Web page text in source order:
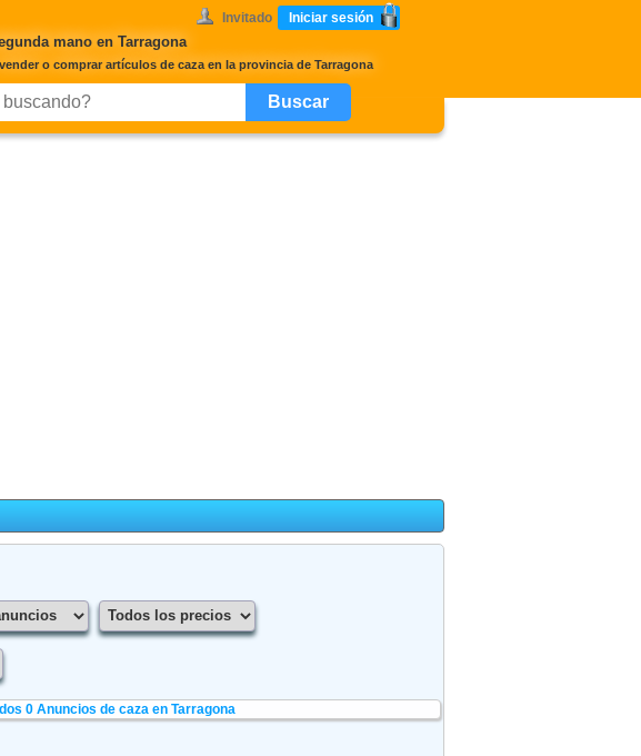
Invitado Iniciar sesión
mano en Tarragona
o comprar artículos de caza en la provincia de Tarragona
0Anuncios de caza en Tarragona